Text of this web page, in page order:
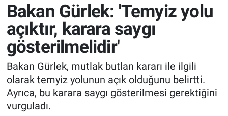
Bakan Gürlek: 'Temyiz yolu
açıktır, karara saygı
gösterilmelidir'
Bakan Gürlek, mutlak butlan kararı ile ilgili
olarak temyiz yolunun açık olduğunu belirtti.
Ayrıca, bu karara saygı gösterilmesi gerektiğini
vurguladı.